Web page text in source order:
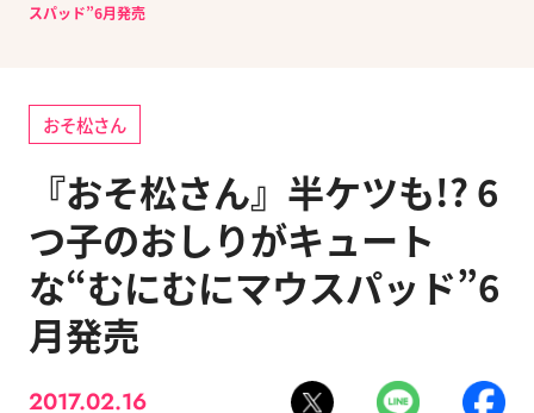
スパッド”6月発売
おそ松さん
『おそ松さん』半ケツも!? 6
つ子のおしりがキュート
な“むにむにマウスパッド”6
月発売
2017.02.16